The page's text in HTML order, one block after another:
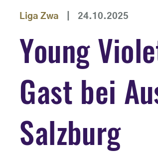
Liga Zwa 24.10.2025
Young
Gast bei
Salzburg